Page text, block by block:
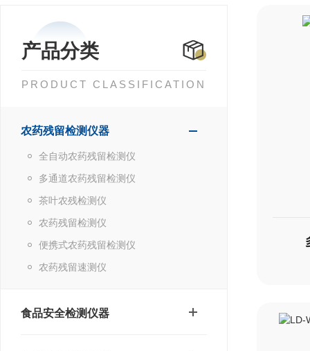
产品分类
PRODUCT CLASSIFICATION
农药残留检测仪器
全自动农药残留检测仪
多通道农药残留检测仪
茶叶农残检测仪
农药残留检测仪
便携式农药残留检测仪
农药残留速测仪
食品安全检测仪器